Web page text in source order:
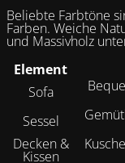
Beliebte Farbtöne
Farben. Weiche
und Massivholz
Element
Sofa
Sessel
Decken &
Kissen